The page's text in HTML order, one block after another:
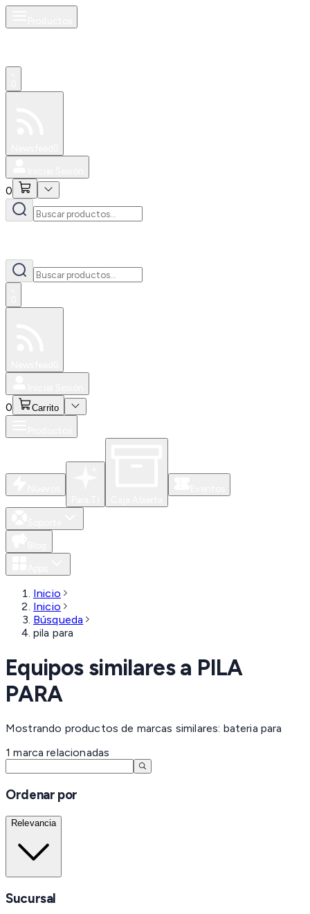
0
0 Carrito
Inicio
Inicio
Búsqueda
pila para
Equipos similares a PILA
PARA
Mostrando productos de marcas similares: bateria para
1 marca relacionadas
Ordenar por
Relevancia
Sucursal